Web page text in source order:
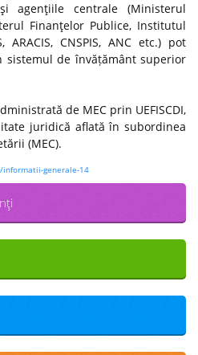
agenţiile centrale (Ministerul
Finanţelor Publice, Institutul
CNSPIS, ANC etc.) pot
sistemul de învățământ superior
de MEC prin UEFISCDI,
juridică aflată în subordinea
(MEC).
generale-14